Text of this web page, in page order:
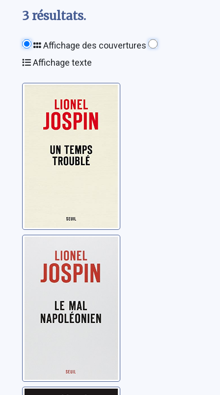
3 résultats.
Affichage des couvertures
Affichage texte
troublé
Jospin, Lionel
napoléonien
Jospin, Lionel